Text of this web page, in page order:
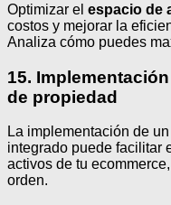
Optimizar el espacio de
costos y mejorar la
Analiza cómo puedes
15.
de propiedad
La implementación de un
integrado puede facilitar
activos de tu
orden.